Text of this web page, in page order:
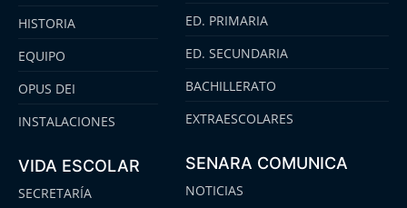
HISTORIA
EQUIPO
OPUS DEI
INSTALACIONES
VIDA ESCOLAR
SECRETARÍA
ED. PRIMARIA
ED. SECUNDARIA
BACHILLERATO
EXTRAESCOLARES
SENARA COMUNICA
NOTICIAS